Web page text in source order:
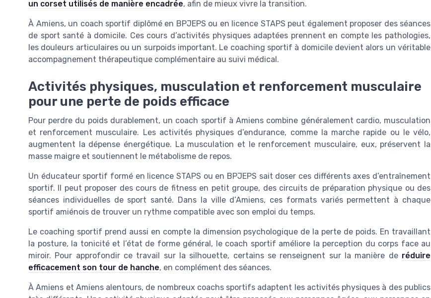
un corset utilisés de manière encadrée, afin de mieux vivre la transition.
À Amiens, un coach sportif diplômé en BPJEPS ou en licence STAPS peut également proposer des séances
de sport santé à domicile. Ces cours d’activités physiques adaptées prennent en compte les pathologies,
les douleurs articulaires ou un surpoids important. Le coaching sportif à domicile devient alors un véritable
accompagnement thérapeutique complémentaire au suivi médical.
Activités physiques, musculation et renforcement musculaire
pour une perte de poids efficace
Pour perdre du poids durablement, un coach sportif à Amiens combine généralement cardio, musculation
et renforcement musculaire. Les activités physiques d’endurance, comme la marche rapide ou le vélo,
augmentent la dépense énergétique. La musculation et le renforcement musculaire, eux, préservent la
masse maigre et soutiennent le métabolisme de repos.
Un éducateur sportif formé en licence STAPS ou en BPJEPS sait doser ces différents axes d’entraînement
sportif. Il peut proposer des cours de fitness en petit groupe, des circuits de préparation physique ou des
séances individuelles de sport santé. Dans la ville d’Amiens, ces formats variés permettent à chaque
sportif amiénois de trouver un rythme compatible avec son emploi du temps.
Le coaching sportif prend aussi en compte la dimension psychologique de la perte de poids. En travaillant
la posture, la tonicité et l’état de forme général, le coach sportif améliore la perception du corps face au
miroir. Pour approfondir ce travail sur la silhouette, certains se renseignent sur la manière de réduire
efficacement son tour de hanche, en complément des séances.
À Amiens et Amiens alentours, de nombreux coachs sportifs adaptent les activités physiques à des publics